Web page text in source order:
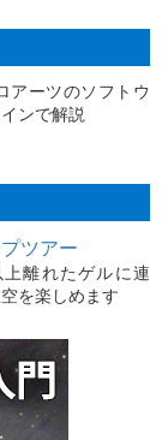
アーツのソフトウ
ンで解説
ツアー
離れたゲルに連
を楽しめます